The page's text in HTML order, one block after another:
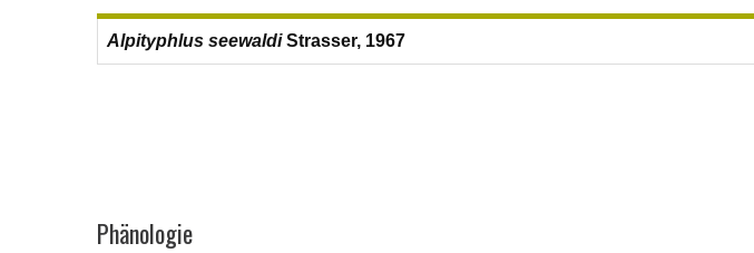
Alpityphlus seewaldiStrasser, 1967
Phänologie